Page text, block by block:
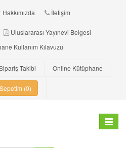
Hakkımızda İletişim
Uluslararası Yayınevi Belgesi
Kullanım Kılavuzu
Takibi Online Kütüphane
(0)
Toggle